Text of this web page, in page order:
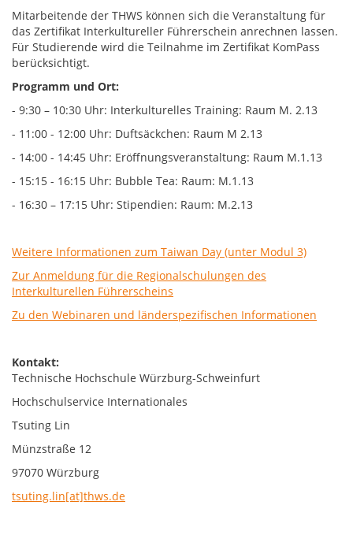
Mitarbeitende der THWS können sich die Veranstaltung für
das Zertifikat Interkultureller Führerschein anrechnen lassen.
Für Studierende wird die Teilnahme im Zertifikat KomPass
berücksichtigt.
Programm und Ort:
- 9:30 – 10:30 Uhr: Interkulturelles Training: Raum M. 2.13
- 11:00 - 12:00 Uhr: Duftsäckchen: Raum M 2.13
- 14:00 - 14:45 Uhr: Eröffnungsveranstaltung: Raum M.1.13
- 15:15 - 16:15 Uhr: Bubble Tea: Raum: M.1.13
- 16:30 – 17:15 Uhr: Stipendien: Raum: M.2.13
Weitere Informationen zum Taiwan Day (unter Modul 3)
Zur Anmeldung für die Regionalschulungen des
Interkulturellen Führerscheins
Zu den Webinaren und länderspezifischen Informationen
Kontakt:
Technische Hochschule Würzburg-Schweinfurt
Hochschulservice Internationales
Tsuting Lin
Münzstraße 12
97070 Würzburg
tsuting.lin[at]thws.de